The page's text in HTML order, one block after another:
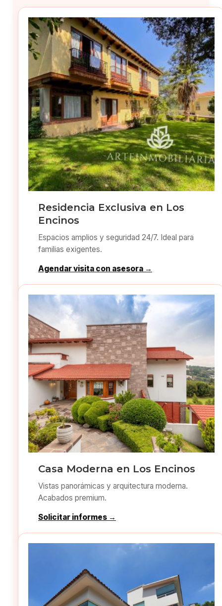
Residencia Exclusiva en Los
Encinos
Espacios amplios y seguridad 24/7. Ideal para
familias exigentes.
Agendar visita con asesora →
Casa Moderna en Los Encinos
Vistas panorámicas y arquitectura moderna.
Acabados premium.
Solicitar informes →